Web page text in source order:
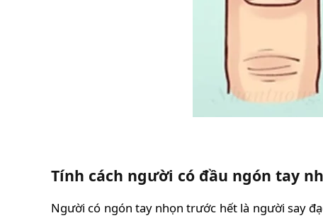
Tính cách người có đầu ngón tay
Người có ngón tay nhọn trước hết là người say